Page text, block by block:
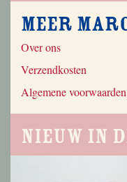
Meer
Over ons
Verzendkosten
Algemene voorwaarden
Nieuw in